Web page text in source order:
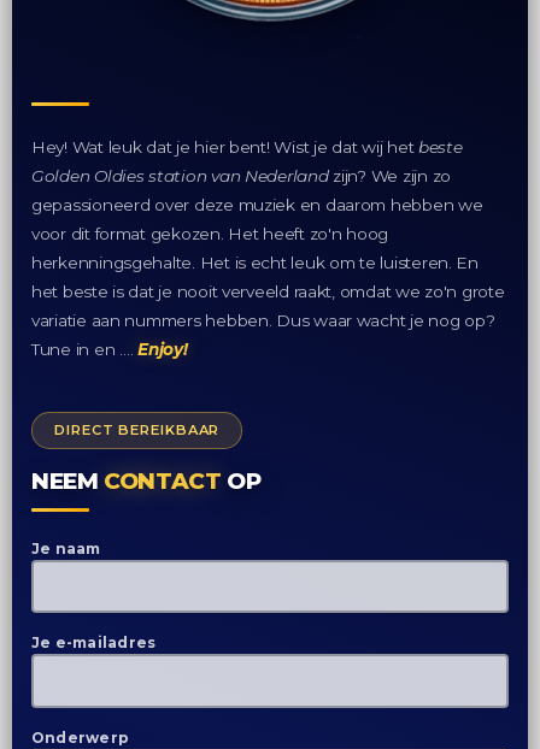
Hey! Wat leuk dat je hier bent! Wist je dat wij het beste
Golden Oldies station van Nederlandzijn? We zijn zo
gepassioneerd over deze muziek en daarom hebben we
voor dit format gekozen. Het heeft zo'n hoog
herkenningsgehalte. Het is echt leuk om te luisteren. En
het beste is dat je nooit verveeld raakt, omdat we zo'n grote
variatie aan nummers hebben. Dus waar wacht je nog op?
Tune in en ….Enjoy!
DIRECT BEREIKBAAR
NEEM CONTACT OP
Je naam
Je e-mailadres
Onderwerp